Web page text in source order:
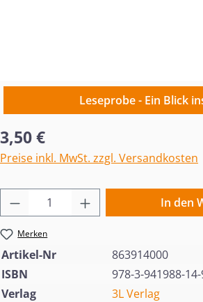
Leseprobe - Ein Blick
Regulärer Preis:
3,50 €
Preise inkl. MwSt. zzgl. Versandkosten
Produkt Anzahl: Gib denIn den
Merken
Artikel-Nr
863914000
ISBN
978-3-941988-
Verlag
3L Verlag